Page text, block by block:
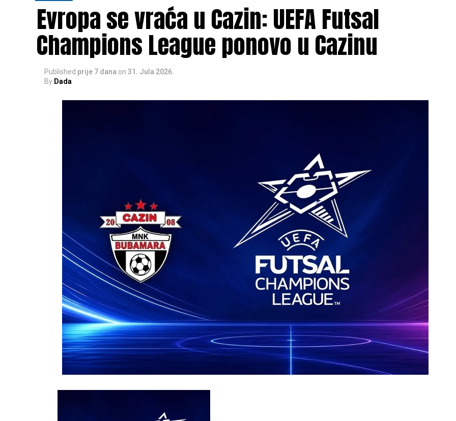
Evropa se vraća u Cazin: UEFA Futsal
Champions League ponovo u Cazinu
Published prije 7 dana on 31. Jula 2026.
By Dada